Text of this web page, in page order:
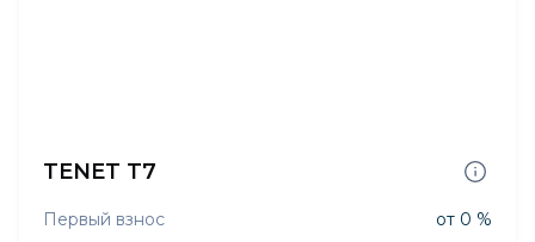
TENET T7
Первый взнос
от 0 %